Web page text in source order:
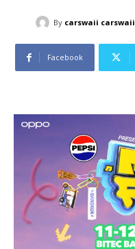
By carswaii carswaii
Facebook